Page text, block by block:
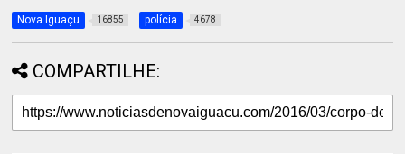
Nova Iguaçu 16855 polícia 4678
COMPARTILHE: